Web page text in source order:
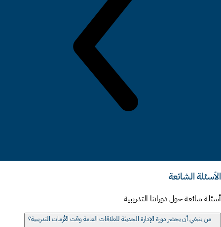
الأسئلة الشائعة
أسئلة شائعة حول دوراتنا التدريبية
من ينبغي أن يحضر دورة الإدارة الحديثة للعلاقات العامة وقت الأزمات التدريبية؟